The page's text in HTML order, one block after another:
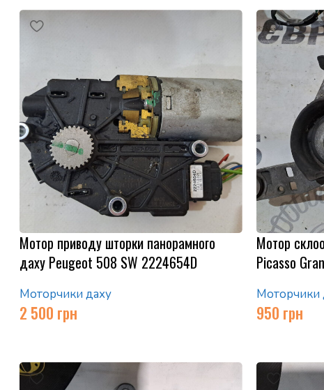
Мотор приводу шторки панорамного
даху Peugeot 508 SW 2224654D
Моторчики даху
2 500 грн
Мотор
Picasso
Моторчики
950 грн